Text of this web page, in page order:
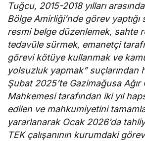
Tuğcu, 2015-2018 yılları
Bölge Amirliği’nde görev yaptığı
resmi belge düzenlemek, sahte
tedavüle sürmek, emanetçi
görevi kötüye kullanmak ve
yolsuzluk yapmak” suçlarından
Şubat 2025’te Gazimağusa Ağır
Mahkemesi tarafından iki yıl
edilen ve mahkumiyetini
yararlanarak Ocak 2026’da
TEK çalışanının kurumdaki